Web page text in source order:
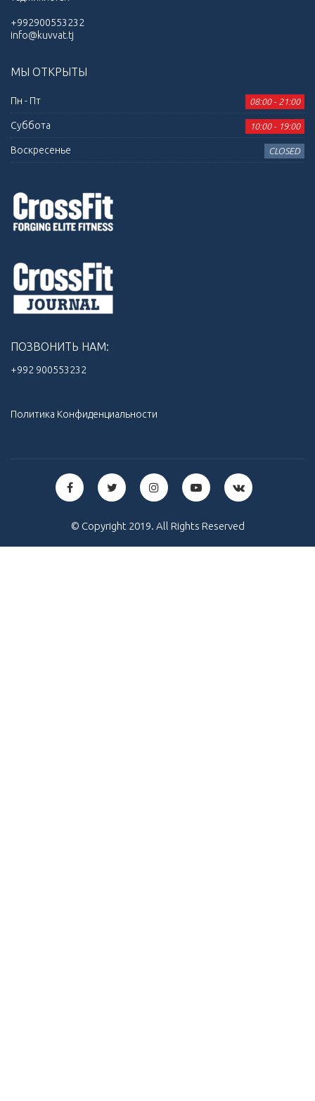
+992900553232
info@kuvvat.tj
МЫ ОТКРЫТЫ
Пн - Пт 08:00 - 21:00
Суббота 10:00 - 19:00
Воскресенье CLOSED
ПОЗВОНИТЬ НАМ:
+992 900553232‬
Политика Конфиденциальности
© Copyright 2019. All Rights Reserved